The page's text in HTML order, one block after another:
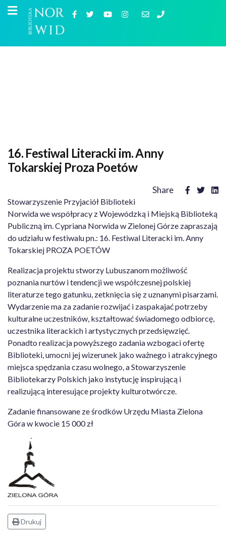
16. Festiwal Literacki im. Anny
Tokarskiej Proza Poetów
Share
Stowarzyszenie Przyjaciół Biblioteki
Norwida we współpracy z Wojewódzką i Miejską Biblioteką
Publiczną im. Cypriana Norwida w Zielonej Górze zapraszają
do udziału w festiwalu pn.: 16. Festiwal Literacki im. Anny
Tokarskiej PROZA POETÓW
Realizacja projektu stworzy Lubuszanom możliwość
poznania nurtów i tendencji we współczesnej polskiej
literaturze tego gatunku, zetknięcia się z uznanymi pisarzami.
Wydarzenie ma za zadanie rozwijać i zaspakajać potrzeby
kulturalne uczestników, kształtować świadomego odbiorcę,
uczestnika literackich i artystycznych przedsięwzięć.
Ponadto realizacja powyższego zadania wzbogaci ofertę
Biblioteki, umocni jej wizerunek jako ważnego i atrakcyjnego
miejsca spędzania czasu wolnego, a Stowarzyszenie
Bibliotekarzy Polskich jako instytucję inspirującą i
realizującą interesujące projekty kulturotwórcze.
Zadanie finansowane ze środków Urzędu Miasta Zielona
Góra w kwocie 15 000 zł
Drukuj